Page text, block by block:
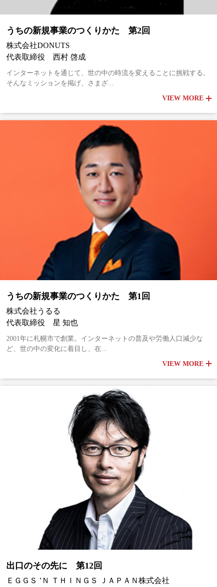
うちの新規事業のつくりかた 第2回
株式会社DONUTS
代表取締役 西村 啓成
インターネットを通じて、世の中の時流を変えることに挑戦する。
そんなミッションを掲げ、さまざ...
VIEW MORE
うちの新規事業のつくりかた 第1回
株式会社うるる
代表取締役 星 知也
2001年に札幌市で創業。インターネットの普及や労働人口減少な
ど、世の中の変化に着目し、在...
VIEW MORE
出口のその先に 第12回
ＥＧＧＳ ’Ｎ ＴＨＩＮＧＳ ＪＡＰＡＮ株式会社